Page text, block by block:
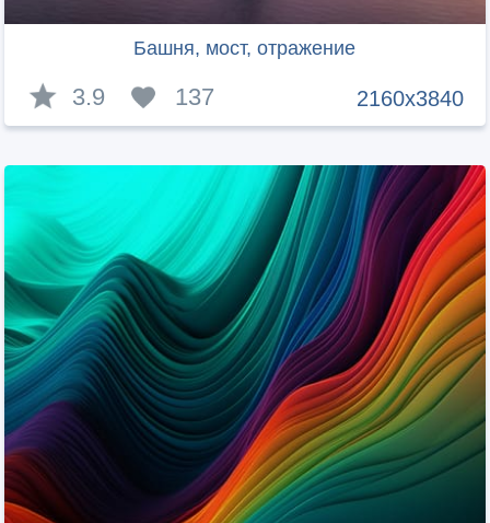
Башня, мост, отражение
2160x3840
3.9 137